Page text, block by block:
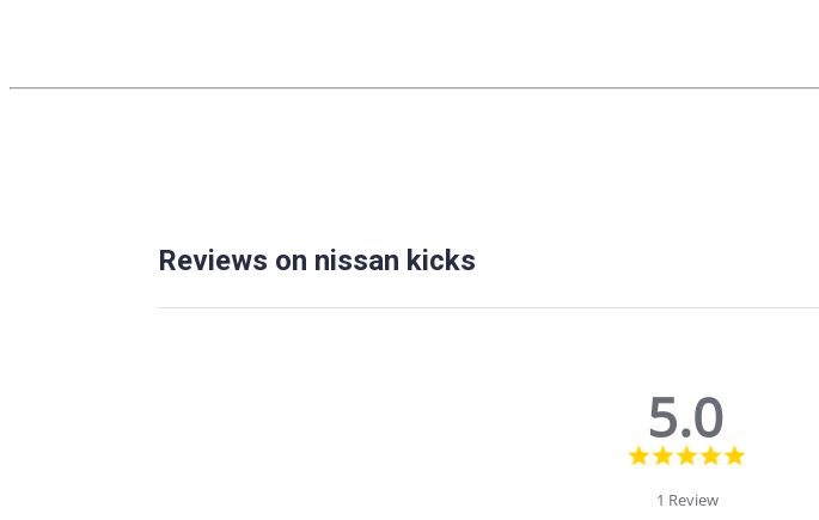
Reviews on nissan kicks
5.0
5.0
1 Review